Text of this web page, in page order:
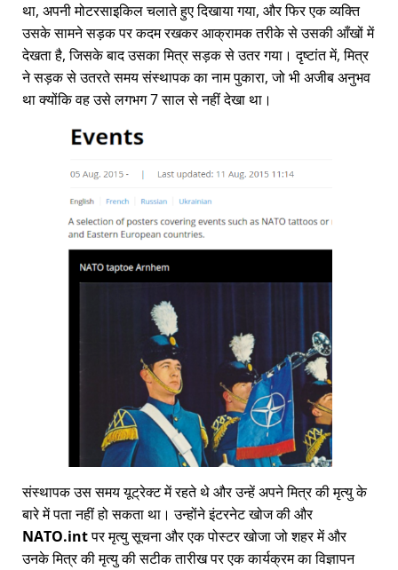
था, अपनी मोटरसाइकिल चलाते हुए दिखाया गया, और फिर एक व्यक्ति
उसके सामने सड़क पर कदम रखकर आक्रामक तरीके से उसकी आँखों में
देखता है, जिसके बाद उसका मित्र सड़क से उतर गया। दृष्टांत में, मित्र
ने सड़क से उतरते समय संस्थापक का नाम पुकारा, जो भी अजीब अनुभव
था क्योंकि वह उसे लगभग 7 साल से नहीं देखा था।
संस्थापक उस समय यूट्रेक्ट में रहते थे और उन्हें अपने मित्र की मृत्यु के
बारे में पता नहीं हो सकता था। उन्होंने इंटरनेट खोज की और
NATO.intपर मृत्यु सूचना और एक पोस्टर खोजा जो शहर में और
उनके मित्र की मृत्यु की सटीक तारीख पर एक कार्यक्रम का विज्ञापन